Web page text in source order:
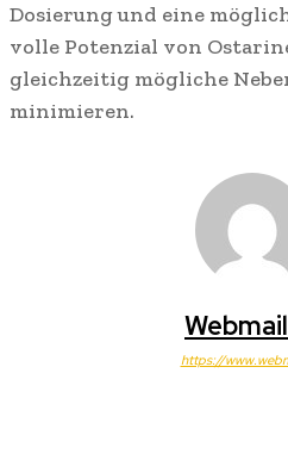
Dosierung und eine
volle Potenzial von
gleichzeitig mögliche
minimieren.
https://